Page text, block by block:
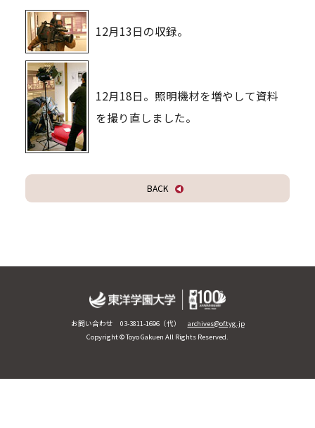
12月13日の収録。
12月18日。照明機材を増やして資料
を撮り直しました。
BACK
お問い合わせ 03-3811-1696（代） archives@of.tyg.jp
Copyright © Toyo Gakuen All Rights Reserved.